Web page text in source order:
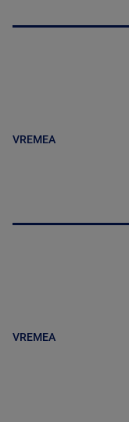
VREMEA
VREMEA